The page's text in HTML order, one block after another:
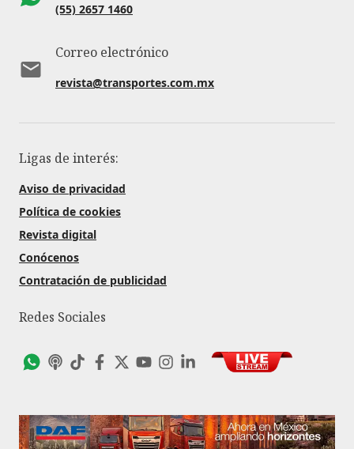
(55) 2657 1460
Correo electrónico
revista@transportes.com.mx
Ligas de interés:
Aviso de privacidad
Política de cookies
Revista digital
Conócenos
Contratación de publicidad
Redes Sociales